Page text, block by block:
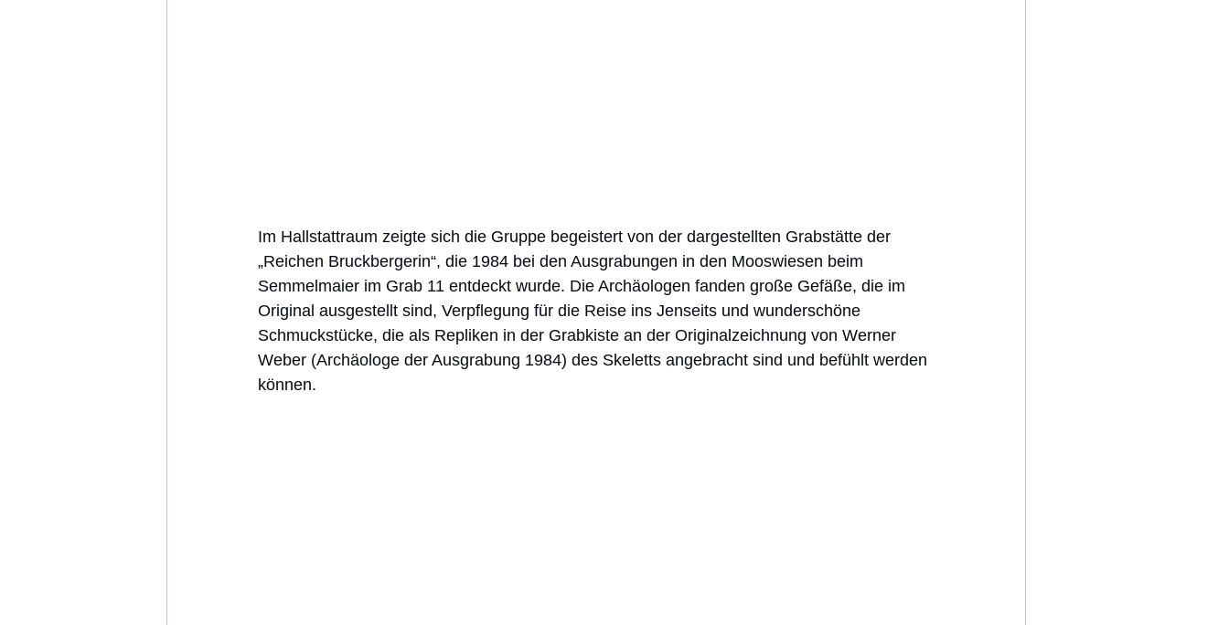
Im Hallstattraum zeigte sich die Gruppe begeistert von der dargestellten Grabstätte der
„Reichen Bruckbergerin“, die 1984 bei den Ausgrabungen in den Mooswiesen beim
Semmelmaier im Grab 11 entdeckt wurde. Die Archäologen fanden große Gefäße, die im
Original ausgestellt sind, Verpflegung für die Reise ins Jenseits und wunderschöne
Schmuckstücke, die als Repliken in der Grabkiste an der Originalzeichnung von Werner
Weber (Archäologe der Ausgrabung 1984) des Skeletts angebracht sind und befühlt werden
können.